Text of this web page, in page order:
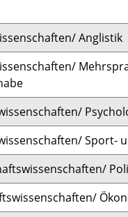
Anglistik
Sport-